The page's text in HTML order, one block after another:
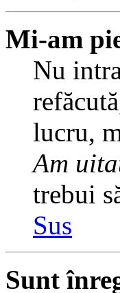
Mi-am
Nu
lucru,
Am
trebui
Sus
Sunt